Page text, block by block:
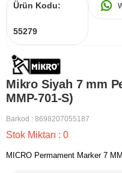
Ürün Kodu:
55279
Mikro Siyah 7 mm
MMP-701-S)
Barkod : 8698207055187
Stok Miktarı : 0
MICRO Permament Marker 7